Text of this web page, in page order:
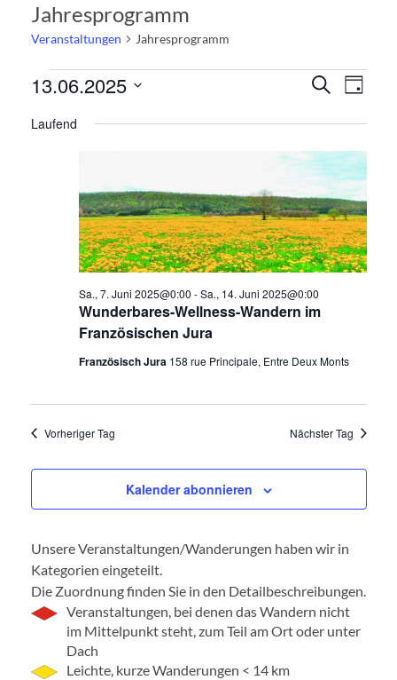
Jahresprogramm
Veranstaltungen Jahresprogramm
Veranstaltungen für Fr., 13.
Suche
und
Suche
Tag
13.06.2025
wählen.
Laufend
Wunderbares-Wellness-Wandern im
Französischen Jura
Sa., 7. Juni 2025@0:00 -Sa., 14. Juni 2025@0:00
Französisch Jura 158 rue Principale, Entre Deux Monts
Vorheriger Tag Nächster Tag
Kalender abonnieren
Unsere Veranstaltungen/Wanderungen haben wir in
Kategorien eingeteilt.
Die Zuordnung finden Sie in den Detailbeschreibungen.
Veranstaltungen, bei denen das Wandern nicht
im Mittelpunkt steht, zum Teil am Ort oder unter
Dach
Leichte, kurze Wanderungen < 14 km